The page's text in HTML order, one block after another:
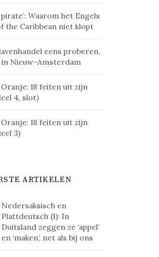
Waarom het Engels
the Caribbean niet klopt
eens proberen,
in Nieuw-Amsterdam
18 feiten uit zijn
4, slot)
18 feiten uit zijn
3)
ARTIKELEN
Nedersaksisch en
Plattdeutsch (1): In
Duitsland zeggen ze ‘appel’
en ‘maken’, net als bij ons